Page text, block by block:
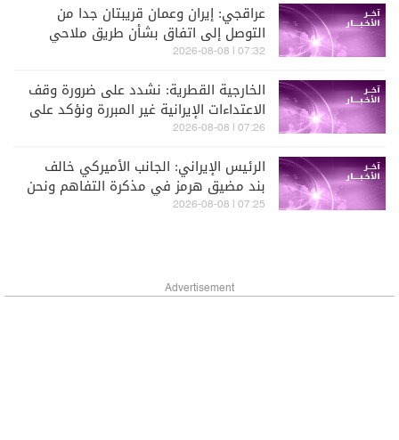
عراقجي: إيران وعمان قريبتان جدا من
التوصل إلى اتفاق بشأن طريق ملاحي
جديد عبر مضيق هرمز
07:32 | 2026-08-08
الخارجية القطرية: نشدد على ضرورة وقف
الاعتداءات الإيرانية غير المبررة ونؤكد على
تضامن دولة قطر مع الإمارات
07:26 | 2026-08-08
الرئيس الإيراني: الجانب الأميركي خالف
بند مضيق هرمز في مذكرة التفاهم ونحن
بدورنا رددنا عليهم
07:25 | 2026-08-08
Advertisement